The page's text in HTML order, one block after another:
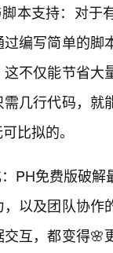
本支持：对于
编写简单的
不仅能节省
几行代码，
比拟的。
PH免费版破
以及团队协
互，都变得